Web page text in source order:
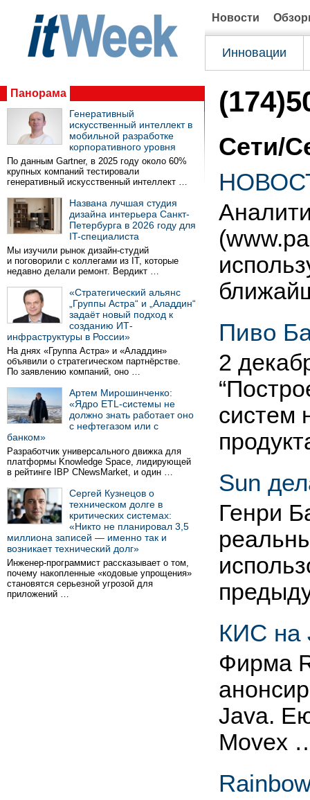
Новости
Инновации
Панорама
Генеративный
искусственный интеллект в
мобильной разработке
корпоративного уровня
По данным Gartner, в 2025 году около 60%
крупных компаний тестировали
генеративный искусственный интеллект …
Названа лучшая студия
дизайна интерьера Санкт-
Петербурга в 2026 году для
IT-специалиста
Мы изучили рынок дизайн-студий
и поговорили с коллегами из IT, которые
недавно делали ремонт. Вердикт …
«Стратегический альянс
„Группы Астра“ и „Аладдин“
задаёт новый подход к
созданию ИТ-
инфраструктуры в России»
На днях «Группа Астра» и «Аладдин»
объявили о стратегическом партнёрстве.
По заявлению компаний, оно …
Артем Мирошинченко:
«Ядро ETL-системы не
должно знать работает оно
с нефтегазом или с
банком»
Разработчик универсального движка для
платформы Knowledge Space, лидирующей
в рейтинге IBP CNewsMarket, и один …
Сергей Кузнецов о
техническом долге в
критических системах:
«Никто не планировал 3,5
миллиона записей — именно так и
возникает технический долг»
Инженер-программист рассказывает о том,
почему накопленные «кодовые упрощения»
становятся серьезной угрозой для
приложений …
Сети/
Пиво
2
систем
Sun
Генри
КИС на
Фирма
Java.
Movex